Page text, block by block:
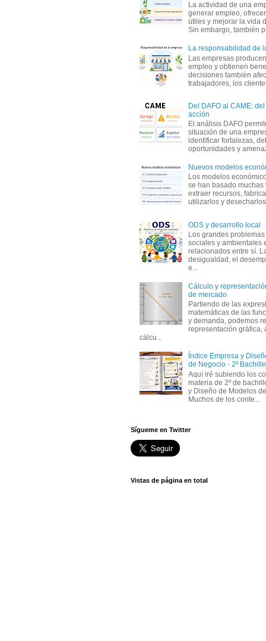
La actividad de una
generar empleo,
útiles y mejorar la vida
Sin embargo, también
La responsabilidad de
Las empresas
empleo y obtienen
decisiones también
trabajadores, los
Del DAFO al CAME:
acción
El análisis DAFO
situación de una
identificar fortalezas,
oportunidades y
Nuevos modelos
Los modelos
se han basado muchas
extraer recursos,
utilizarlos y
ODS y desarrollo local
Los grandes
sociales y ambientales
relacionados entre sí.
desigualdad, el
e...
Cálculo y
de mercado
Partiendo de las
matemáticas de las
y demanda, podemos
representación gráfica,
cálcu...
Índice Empresa y
de Negocio - 2º
Aquí iré subiendo los
materia de 2º de
y Diseño de Modelos
Muchos de los conte...
Sígueme en Twitter
Vistas de página en total